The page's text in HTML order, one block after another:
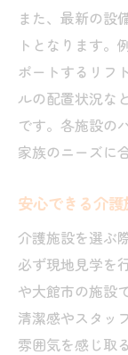
また、最新の設
トとなります。
ポートするリフ
ルの配置状況な
です。各施設の
家族のニーズに
安心できる介
介護施設を選ぶ
必ず現地見学を
や大館市の施設
清潔感やスタッ
雰囲気を感じ取